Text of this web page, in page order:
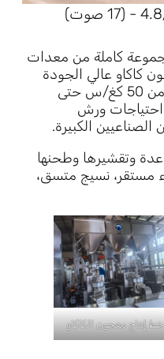
(17 صوت)
كاملة من معدات
كاكاو عالي الجودة
من حبوب الكاكاو. بسعة إنتاج من 50 كغ/س حتى
احتياجات ورش
الصناعيين الكبيرة.
وتقشيرها وطحنها
مستقر، نسيج متسق،
خط إنتاج معجون الكاكاو